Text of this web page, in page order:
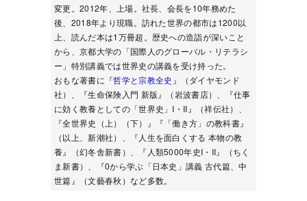
変更。2012年、上場。社長、会長を10年務めた
後、2018年より現職。訪れた世界の都市は1200以
上、読んだ本は1万冊超。歴史への造詣が深いこと
から、京都大学の「国際人のグローバル・リテラシ
ー」特別講義では世界史の講義を受け持った。
おもな著書に『哲学と宗教全史 』（ダイヤモンド
社）、『生命保険入門 新版』（岩波書店）、『仕事
に効く教養としての「世界史」I・II』（祥伝社）、
『全世界史（上）（下）』『「働き方」の教科書』
（以上、新潮社）、『人生を面白くする 本物の教
養』（幻冬舎新書）、『人類5000年史I・II』（ちく
ま新書）、『0から学ぶ「日本史」講義 古代篇、中
世篇』（文藝春秋）など多数。